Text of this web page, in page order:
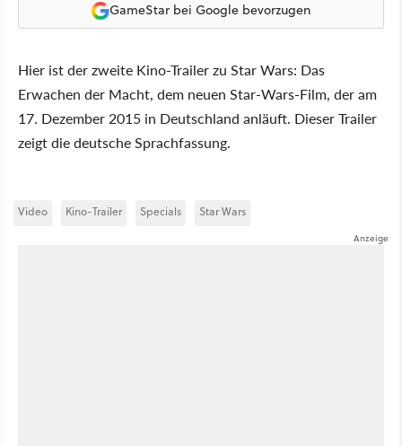
GameStar bei Google bevorzugen
Hier ist der zweite Kino-Trailer zu Star Wars: Das
Erwachen der Macht, dem neuen Star-Wars-Film, der am
17. Dezember 2015 in Deutschland anläuft. Dieser Trailer
zeigt die deutsche Sprachfassung.
Video Kino-Trailer Specials Star Wars